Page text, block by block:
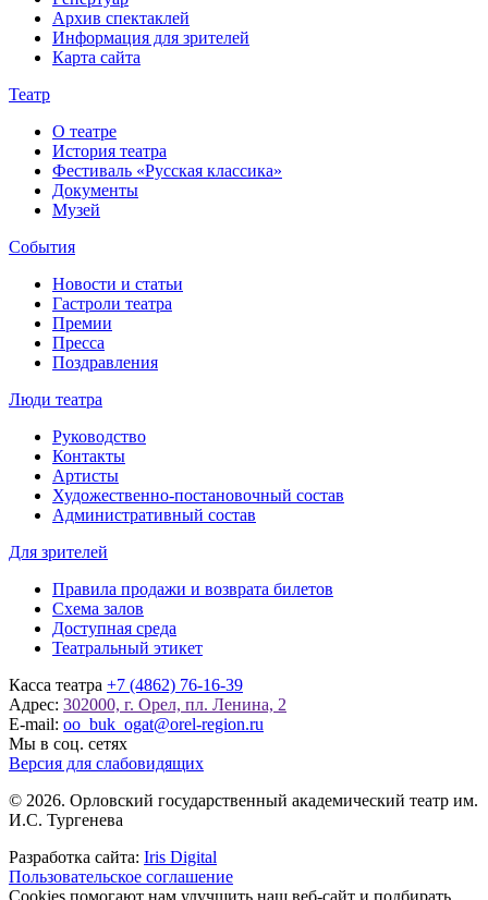
Архив спектаклей
Информация для зрителей
Карта сайта
Театр
О театре
История театра
Фестиваль «Русская классика»
Документы
Музей
События
Новости и статьи
Гастроли театра
Премии
Пресса
Поздравления
Люди театра
Руководство
Контакты
Артисты
Художественно-постановочный состав
Административный состав
Для зрителей
Правила продажи и возврата билетов
Схема залов
Доступная среда
Театральный этикет
Касса театра +7 (4862) 76-16-39
Адрес: 302000, г. Орел, пл. Ленина, 2
E-mail: oo_buk_ogat@orel-region.ru
Мы в соц. сетях
Версия для слабовидящих
© 2026. Орловский государственный академический театр им.
И.С. Тургенева
Разработка сайта: Iris Digital
Пользовательское соглашение
Cookies помогают нам улучшить наш веб-сайт и подбирать